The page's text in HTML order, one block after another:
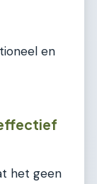
en
het geen